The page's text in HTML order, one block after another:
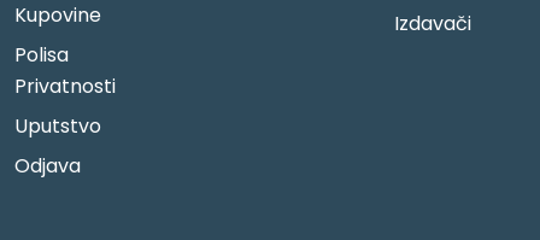
Kupovine
Polisa
Privatnosti
Uputstvo
Odjava
Izdavači